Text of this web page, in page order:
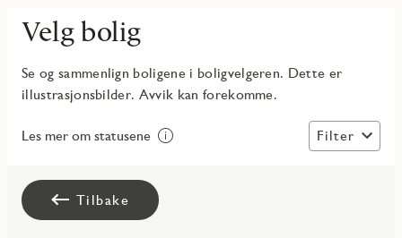
Velg bolig
Se og sammenlign boligene i boligvelgeren. Dette er
illustrasjonsbilder. Avvik kan forekomme.
Les mer om statusene Filter
Tilbake